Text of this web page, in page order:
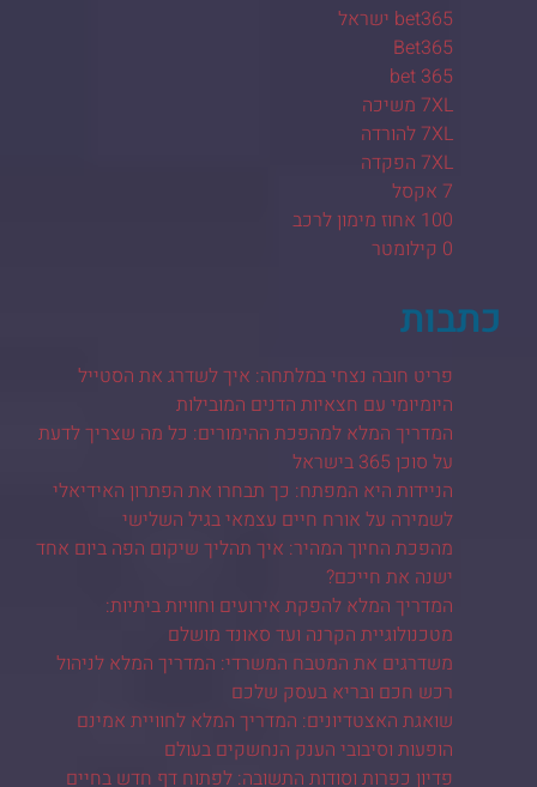
bet365 ישראל
Bet365
bet 365
7XL משיכה
7XL להורדה
7XL הפקדה
7 אקסל
100 אחוז מימון לרכב
0 קילומטר
כתבות
פריט חובה נצחי במלתחה: איך לשדרג את הסטייל
היומיומי עם חצאיות הדנים המובילות
המדריך המלא למהפכת ההימורים: כל מה שצריך לדעת
על סוכן 365 בישראל
הניידות היא המפתח: כך תבחרו את הפתרון האידיאלי
לשמירה על אורח חיים עצמאי בגיל השלישי
מהפכת החיוך המהיר: איך תהליך שיקום הפה ביום אחד
ישנה את חייכם?
המדריך המלא להפקת אירועים וחוויות ביתיות:
מטכנולוגיית הקרנה ועד סאונד מושלם
משדרגים את המטבח המשרדי: המדריך המלא לניהול
רכש חכם ובריא בעסק שלכם
שואגת האצטדיונים: המדריך המלא לחוויית אמינם
הופעות וסיבובי הענק הנחשקים בעולם
פדיון כפרות וסודות התשובה: לפתוח דף חדש בחיים